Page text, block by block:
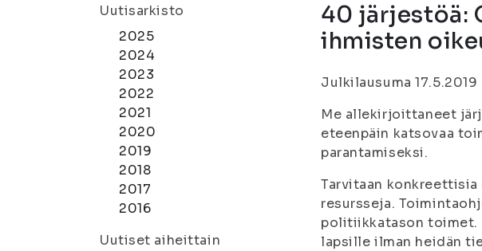
Uutisarkisto
2025
2024
2023
2022
2021
2020
2019
2018
2017
2016
Uutiset aiheittain
40 järjestöä:
ihmisten
Julkilausuma 17.5.2019
Me allekirjoittaneet
eteenpäin katsovaa
parantamiseksi.
Tarvitaan
resursseja.
politiikkatason toimet.
lapsille ilman heidän